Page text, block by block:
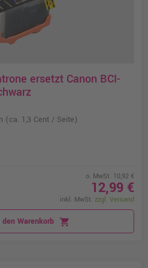
ersetzt Canon BCI-
(ca. 1,3 Cent / Seite)
o. MwSt. 10,92 €
12,99 €
inkl. MwSt. zzgl. Versand
den Warenkorb shopping_cart